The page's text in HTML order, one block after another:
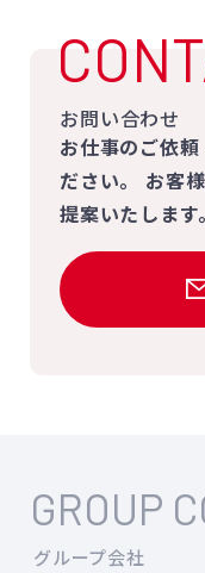
お問い合わせ
お仕事のご依
ださい。
お客
提案いたします。
GROUP
グループ会社